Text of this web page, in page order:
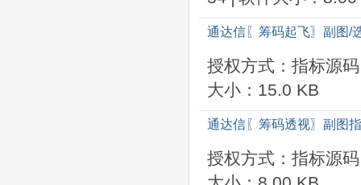
通达信〖筹码起飞〗副图/
授权方式：指标源码
大小：15.0 KB
通达信〖筹码透视〗副图
授权方式：指标源码